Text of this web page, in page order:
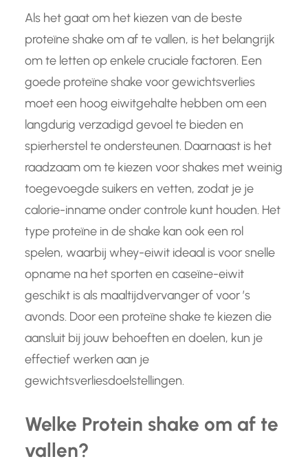
Als het gaat om het kiezen van de beste
proteïne shake om af te vallen, is het belangrijk
om te letten op enkele cruciale factoren. Een
goede proteïne shake voor gewichtsverlies
moet een hoog eiwitgehalte hebben om een
langdurig verzadigd gevoel te bieden en
spierherstel te ondersteunen. Daarnaast is het
raadzaam om te kiezen voor shakes met weinig
toegevoegde suikers en vetten, zodat je je
calorie-inname onder controle kunt houden. Het
type proteïne in de shake kan ook een rol
spelen, waarbij whey-eiwit ideaal is voor snelle
opname na het sporten en caseïne-eiwit
geschikt is als maaltijdvervanger of voor ’s
avonds. Door een proteïne shake te kiezen die
aansluit bij jouw behoeften en doelen, kun je
effectief werken aan je
gewichtsverliesdoelstellingen.
Welke Protein shake om af te
vallen?